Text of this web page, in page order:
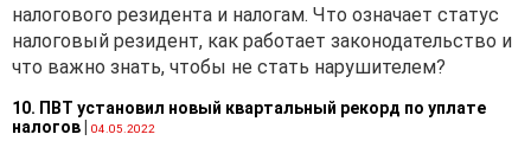
налогового резидента и налогам. Что означает статус
налоговый резидент, как работает законодательство и
что важно знать, чтобы не стать нарушителем?
10. ПВТ установил новый квартальный рекорд по уплате
налогов
04.05.2022